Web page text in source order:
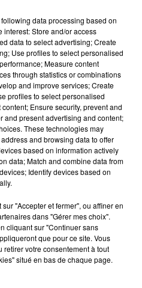
difficultés financières. Le
grave visant un professeur,
sur les fractures
Karma
: Bastiaan y donne la
dontKamini.
reprend son rôle de Fred, déjà
interview accordée à
Télé-
sur le candidat de la
il travaille dur. Chanter, danser
extrêmement exigeant.
»
de Bastiaan à laStar
« de loin », tout en lui
sur les réseaux sociaux.
à la Pierre Garnier ou Helena
data processing based on
Store and/or access
data to select advertising; Create
Use profiles to select personalised
Measure content
through statistics or combinations
and improve services; Create
profiles to select personalised
Ensure security, prevent and
and present advertising and content;
These technologies may
and browsing data to offer
based on information actively
data; Match and combine data from
Identify devices based on
"Accepter et fermer", ou affiner en
dans "Gérer mes choix".
cliquant sur "Continuer sans
que pour ce site. Vous
retirer votre consentement à tout
situé en bas de chaque page.